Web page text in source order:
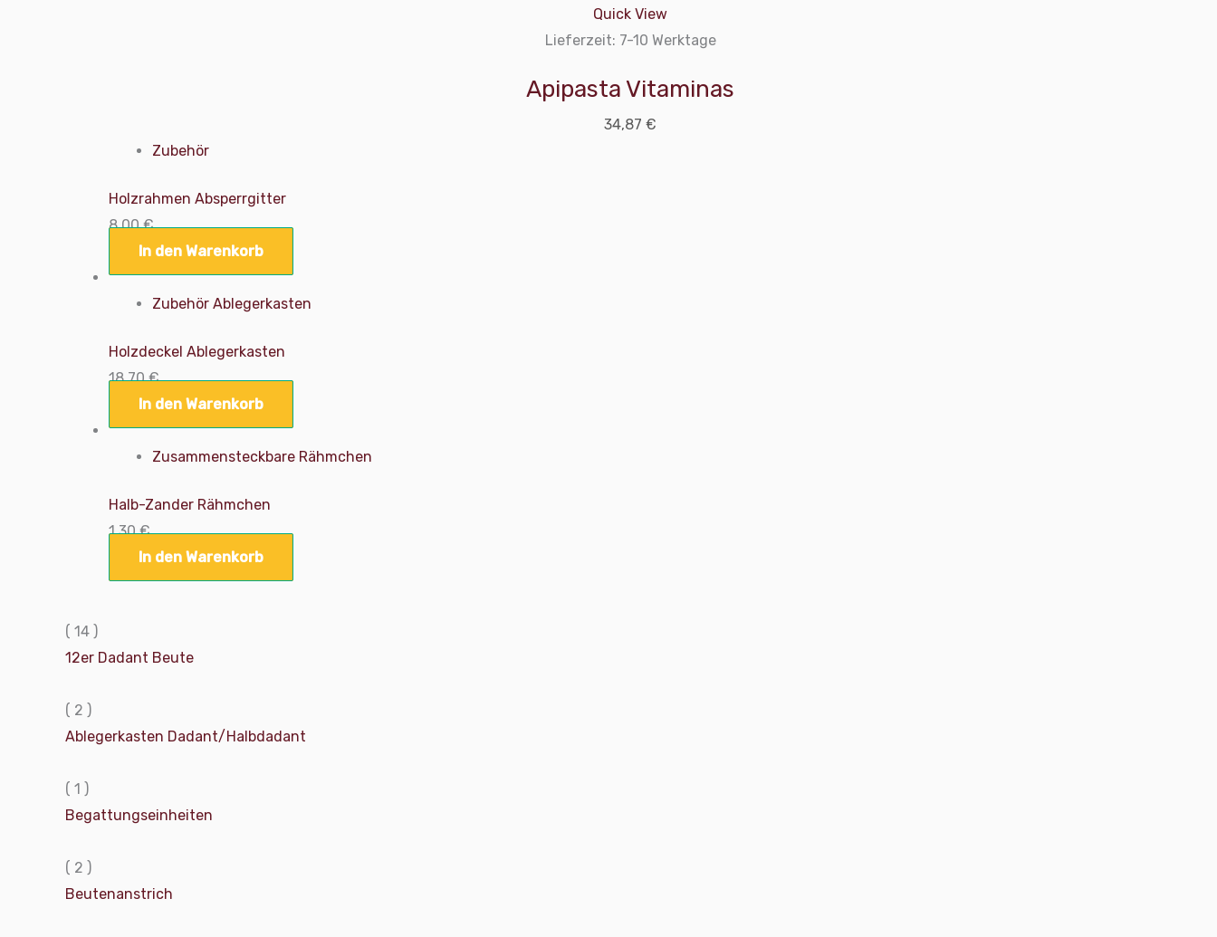
Quick View
Lieferzeit: 7-10 Werktage
Apipasta Vitaminas
34,87 €
Zubehör
Holzrahmen Absperrgitter
8,00€
In den Warenkorb
Zubehör Ablegerkasten
Holzdeckel Ablegerkasten
18,70€
In den Warenkorb
Zusammensteckbare Rähmchen
Halb-Zander Rähmchen
1,30€
In den Warenkorb
( 14 )
12er Dadant Beute
( 2 )
Ablegerkasten Dadant/Halbdadant
( 1 )
Begattungseinheiten
( 2 )
Beutenanstrich